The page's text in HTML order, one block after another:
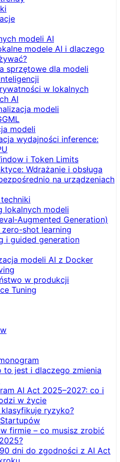
modeli AI
modele AI i dlaczego
sprzętowe dla modeli
w lokalnych
AI
modeli
modeli
wydajności inference:
i Token Limits
Wdrażanie i obsługa
na urządzeniach
lokalnych modeli
Generation)
shot learning
i guided generation
modeli AI z Docker
w produkcji
Tuning
to jest i dlaczego zmienia
AI Act 2025–2027: co i
w życie
ryzyko?
firmie – co musisz zrobić
dni do zgodności z AI Act